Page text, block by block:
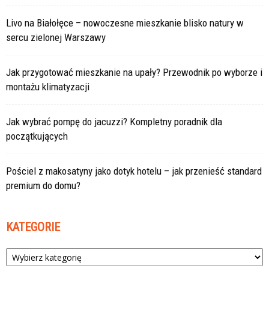
Livo na Białołęce – nowoczesne mieszkanie blisko natury w
sercu zielonej Warszawy
Jak przygotować mieszkanie na upały? Przewodnik po wyborze i
montażu klimatyzacji
Jak wybrać pompę do jacuzzi? Kompletny poradnik dla
początkujących
Pościel z makosatyny jako dotyk hotelu – jak przenieść standard
premium do domu?
KATEGORIE
Kategorie